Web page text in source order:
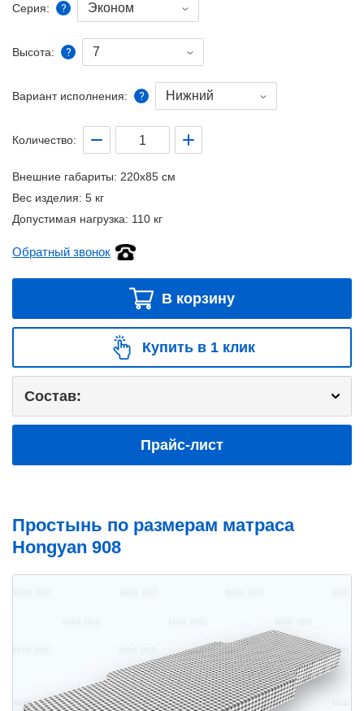
Серия: Эконом
Высота: 7
Вариант исполнения: Нижний
Количество:
Внешние габариты: 220x85 см
Вес изделия: 5 кг
Допустимая нагрузка: 110 кг
Обратный звонок
В корзину
Купить в 1 клик
Состав:
Прайс-лист
Простынь по размерам матраса
Hongyan 908